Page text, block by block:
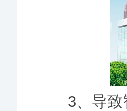
3、导致